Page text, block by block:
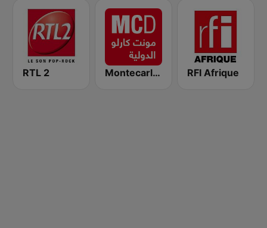
RTL 2 Montecarlo al doualiya (مونت كارلو الدولية) RFI Afrique